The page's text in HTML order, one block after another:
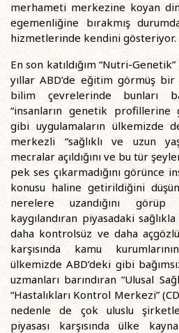
merhameti merkezine koyan
egemenliğine bırakmış
hizmetlerinde kendini gösteriyor.
En son katıldığım “Nutri-
yıllar ABD’de eğitim görmüş bir
bilim çevrelerinde bunları
“insanların genetik profillerine
gibi uygulamaların ülkemizde
merkezli “sağlıklı ve uzun
mecralar açıldığını ve bu tür
pek ses çıkarmadığını görünce
konusu haline getirildiğini
nerelere uzandığını
kaygılandıran piyasadaki
daha kontrolsüz ve daha
karşısında kamu
ülkemizde ABD’deki gibi
uzmanları barındıran “Ulusal
“Hastalıkları Kontrol Merkezi”
nedenle de çok uluslu
piyasası karşısında ülke